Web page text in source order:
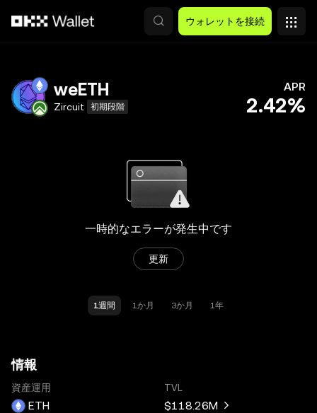
ウォレットを接続
weETH
Zircuit 初期段階
APR
2.42%
一時的なエラーが発生中です
更新
1週間 1か月 3か月 1年
情報
資産運用
ETH
TVL
$118.26M